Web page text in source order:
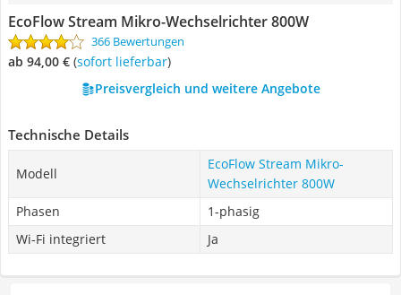
EcoFlow Stream Mikro-Wechselrichter 800W
366 Bewertungen
ab 94,00 € ( Sofort lieferbar)
Preisvergleich und weitere Angebote
Technische Details
Modell
EcoFlow Stream Mikro-
Wechselrichter 800W
Phasen
1-phasig
Wi-Fi integriert
Ja